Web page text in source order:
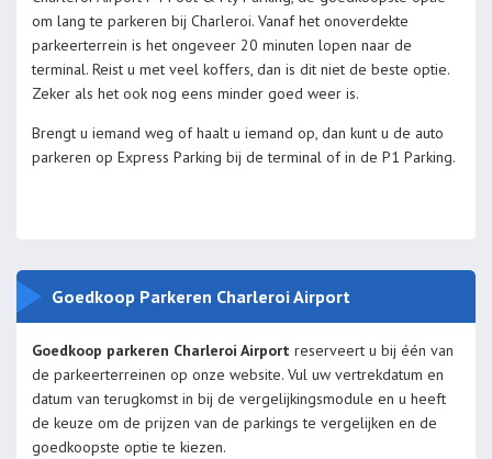
om lang te parkeren bij Charleroi. Vanaf het onoverdekte
parkeerterrein is het ongeveer 20 minuten lopen naar de
terminal. Reist u met veel koffers, dan is dit niet de beste optie.
Zeker als het ook nog eens minder goed weer is.
Brengt u iemand weg of haalt u iemand op, dan kunt u de auto
parkeren op Express Parking bij de terminal of in de P1 Parking.
Goedkoop Parkeren Charleroi Airport
Goedkoop parkeren Charleroi Airport reserveert u bij één van
de parkeerterreinen op onze website. Vul uw vertrekdatum en
datum van terugkomst in bij de vergelijkingsmodule en u heeft
de keuze om de prijzen van de parkings te vergelijken en de
goedkoopste optie te kiezen.